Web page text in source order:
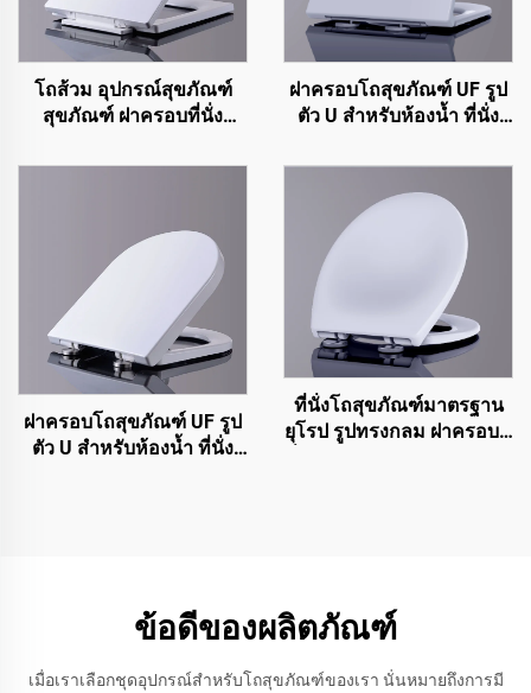
โถส้วม อุปกรณ์สุขภัณฑ์
สุขภัณฑ์ ฝาครอบที่นั่ง
สี่เหลี่ยม
ฝาครอบโถสุขภัณฑ์ UF รูป
ตัว U สำหรับห้องน้ำ ที่นั่ง
รวดเร็ว ปิดนุ่มนวล จากผู้
ผลิตเมืองเจิ่วโจว
ฝาครอบโถสุขภัณฑ์ UF รูป
ตัว U สำหรับห้องน้ำ ที่นั่ง
ที่นั่งโถสุขภัณฑ์มาตรฐาน
ยุโรป รูปทรงกลม ฝาครอบที่
ข้อดีของผลิตภัณฑ์
เมื่อเราเลือกชุดอุปกรณ์สำหรับโถสุขภัณฑ์ของเรา นั่นหมายถึงการมี